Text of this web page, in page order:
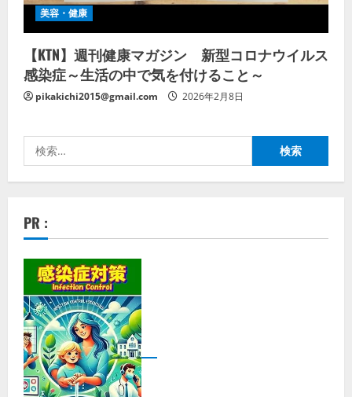
美容・健康
【KTN】週刊健康マガジン 新型コロナウイルス
感染症～生活の中で気を付けること～
pikakichi2015@gmail.com 2026年2月8日
索:
PR :